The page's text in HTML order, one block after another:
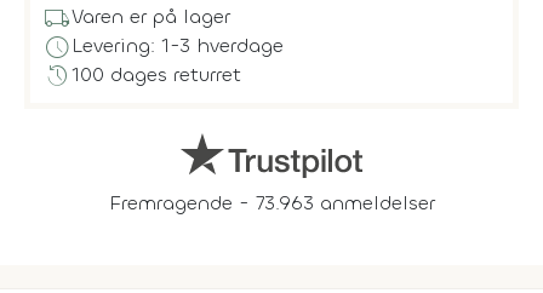
local_shippingVaren er på lager
scheduleLevering: 1-3 hverdage
history100 dages returret
Fremragende - 73.963 anmeldelser